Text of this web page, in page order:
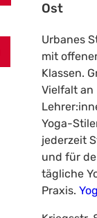
Ost
Urbanes
mit
Klassen.
Vielfalt an
Yoga-
jederzeit
und für
tägliche
Praxis.